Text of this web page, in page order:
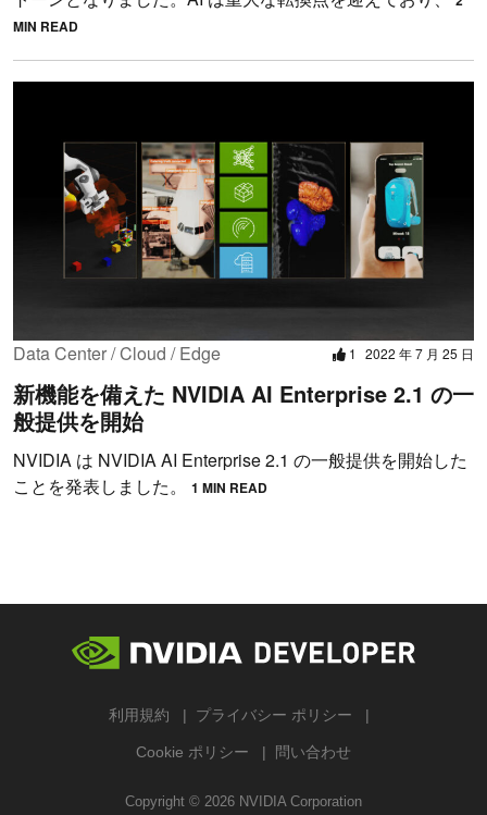
MIN READ
Data Center / Cloud / Edge 1 2022 年 7 月 25 日
新機能を備えた NVIDIA AI Enterprise 2.1 の一
般提供を開始
NVIDIA は NVIDIA AI Enterprise 2.1 の一般提供を開始した
ことを発表しました。
1 MIN READ
利用規約 プライバシー ポリシー
Cookie ポリシー 問い合わせ
Copyright © 2026 NVIDIA Corporation